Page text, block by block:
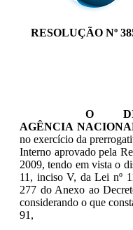
RESOLUÇÃO Nº
O
AGÊNCIA
no exercício da
Interno aprovado pela
2009, tendo em vista o
11, inciso V, da Lei nº
277 do Anexo ao
considerando o que
91,